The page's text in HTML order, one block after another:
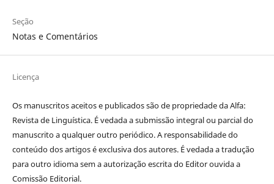
Seção
Notas e Comentários
Licença
Os manuscritos aceitos e publicados são de propriedade da Alfa:
Revista de Linguística. É vedada a submissão integral ou parcial do
manuscrito a qualquer outro periódico. A responsabilidade do
conteúdo dos artigos é exclusiva dos autores. É vedada a tradução
para outro idioma sem a autorização escrita do Editor ouvida a
Comissão Editorial.